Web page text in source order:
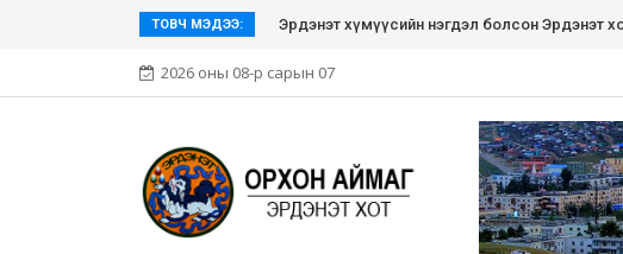
ТОВЧ МЭДЭЭ: Эрдэнэт хүмүүсийн нэгдэл болсон Эрдэнэт хот
2026 оны 08-р сарын 07